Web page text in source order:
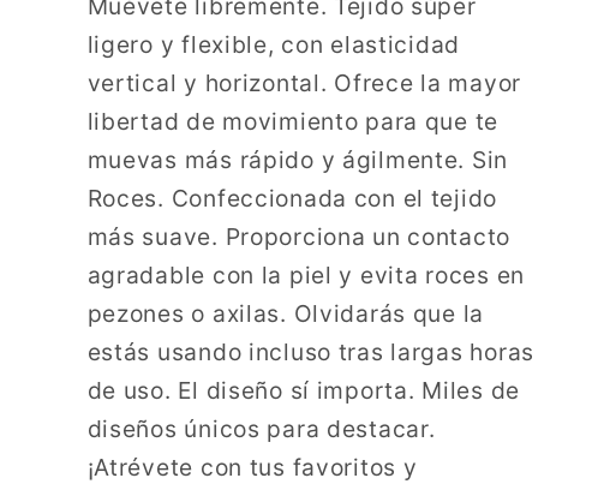
Muévete libremente. Tejido súper
ligero y flexible, con elasticidad
vertical y horizontal. Ofrece la mayor
libertad de movimiento para que te
muevas más rápido y ágilmente. Sin
Roces. Confeccionada con el tejido
más suave. Proporciona un contacto
agradable con la piel y evita roces en
pezones o axilas. Olvidarás que la
estás usando incluso tras largas horas
de uso. El diseño sí importa. Miles de
diseños únicos para destacar.
¡Atrévete con tus favoritos y